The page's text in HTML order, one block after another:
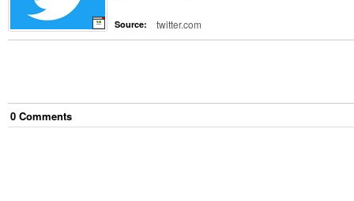
Source: twitter.com
0 Comments